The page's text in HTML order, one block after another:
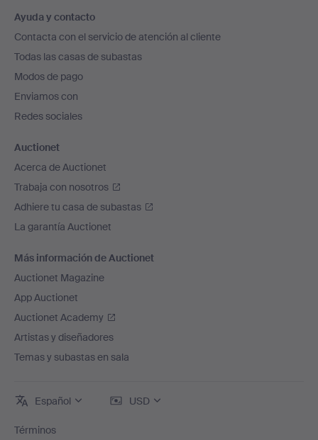
en
el
pie
de
página
Ayuda y contacto
Contacta con el servicio de atención al cliente
Todas las casas de subastas
Modos de pago
Enviamos con
Redes sociales
Auctionet
Acerca de Auctionet
Trabaja con nosotros
Adhiere tu casa de subastas
La garantía Auctionet
Más información de Auctionet
Auctionet Magazine
App Auctionet
Auctionet Academy
Artistas y diseñadores
Temas y subastas en sala
Español USD
Términos